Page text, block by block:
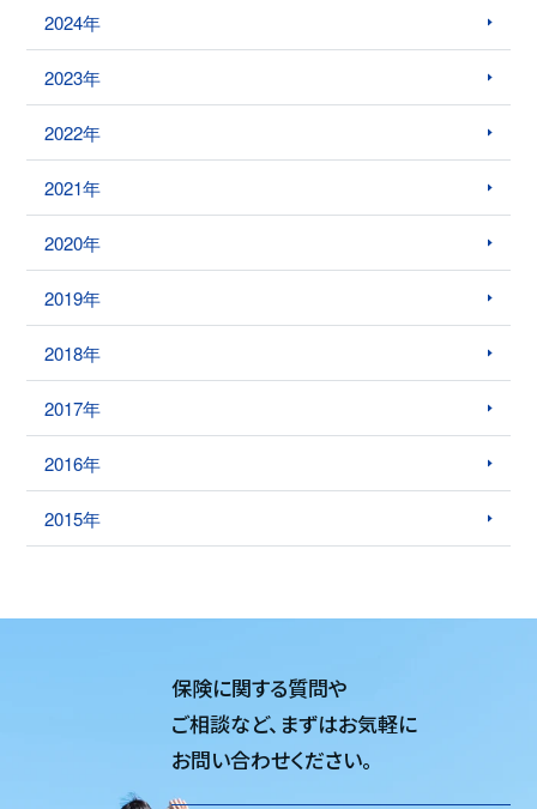
2024年
2023年
2022年
2021年
2020年
2019年
2018年
2017年
2016年
2015年
保険に関する質問や
ご相談など、 まずはお気軽に
お問い合わせください。